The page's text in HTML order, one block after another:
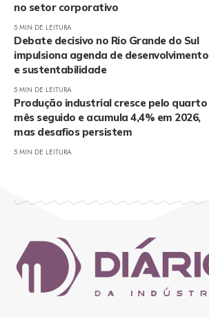
no setor corporativo
5 MIN DE LEITURA
Debate decisivo no Rio Grande do Sul
impulsiona agenda de desenvolvimento
e sustentabilidade
5 MIN DE LEITURA
Produção industrial cresce pelo quarto
mês seguido e acumula 4,4% em 2026,
mas desafios persistem
5 MIN DE LEITURA